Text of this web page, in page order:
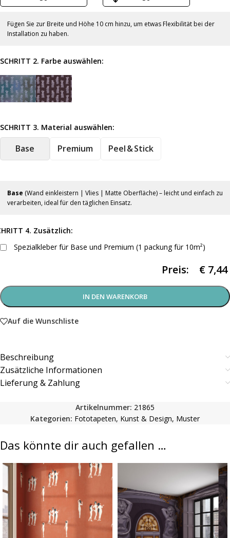
Fügen Sie zur Breite und Höhe 10 cm hinzu, um etwas Flexibilität bei der
Installation zu haben.
SCHRITT 2. Farbe auswählen:
SCHRITT 3. Material auswählen:
Base Premium Peel & Stick
Base (Wand einkleistern | Vlies | Matte Oberfläche) – leicht und einfach zu
verarbeiten, ideal für den täglichen Einsatz.
4. Zusätzlich:
Spezialkleber für Base und Premium (1 packung für 10m²)
Preis: € 7,44
IN DEN WARENKORB
Auf die Wunschliste
Beschreibung
Zusätzliche Informationen
Lieferung & Zahlung
Artikelnummer: 21865
Kategorien: Fototapeten, Kunst & Design, Muster
Das könnte dir auch gefallen …